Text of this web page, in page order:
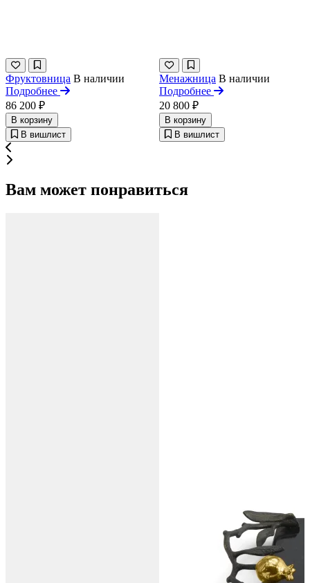
Фруктовница В наличии
Подробнее
86 200 ₽
В корзину
В вишлист
Менажница В наличии
Подробнее
20 800 ₽
В корзину
В вишлист
Вам может понравиться